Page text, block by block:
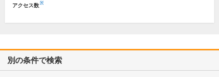
アクセス数※
別の条件で検索